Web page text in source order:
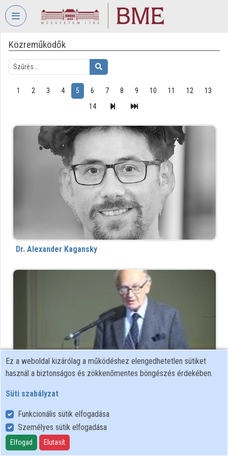
Fejléc kihagyása Menü kihagyása Tartalom kihagyása
VIDEOTORIUM
BUDAPESTI
MŰSZAKI
Intézményi kezdőlap
Intézményi felfedezés
Intézmények
Közreműködők
Közreműködők
1 2 3 4 5 6 7 8 9 10 11 12
13
14
Dr. Alexander Kagansky
Alexander Lámfalussy
Ez a weboldal kizárólag a működéshez elengedhetetlen sütiket
használ a biztonságos és zökkenőmentes böngészés érdekében.
Süti szabályzat
Funkcionális sütik elfogadása
Személyes sütik elfogadása
Elfogad Elutasít